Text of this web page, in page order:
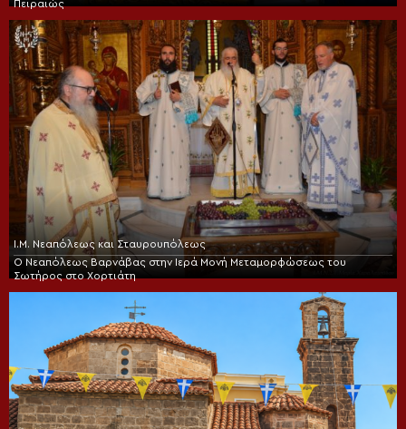
Πειραιώς
Ι.Μ. Νεαπόλεως και Σταυρουπόλεως
Ο Νεαπόλεως Βαρνάβας στην Ιερά Μονή Μεταμορφώσεως του
Σωτήρος στο Χορτιάτη